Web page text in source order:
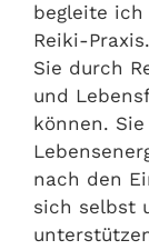
begleite ich
Reiki-
Sie durch
und
können.
nach den
sich selbst